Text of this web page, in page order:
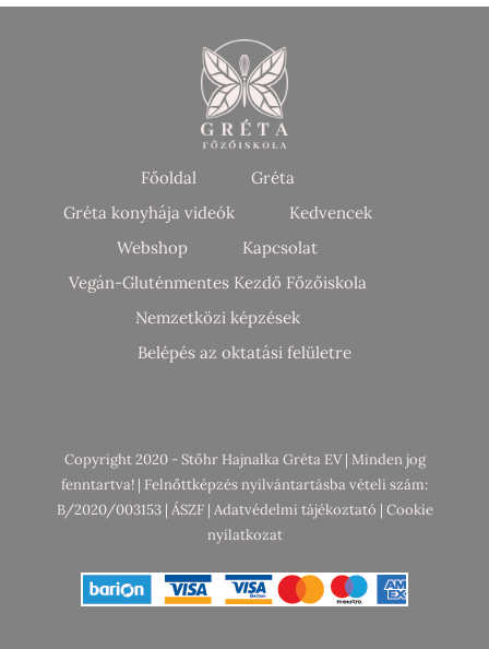
Főoldal
Gréta
Gréta konyhája videók
Kedvencek
Webshop
Kapcsolat
Vegán-Gluténmentes Kezdő Főzőiskola
Nemzetközi képzések
Belépés az oktatási felületre
Copyright 2020 - Stőhr Hajnalka Gréta EV | Minden jog
fenntartva! | Felnőttképzés nyilvántartásba vételi szám:
B/2020/003153 | ÁSZF| Adatvédelmi tájékoztató | Cookie
nyilatkozat